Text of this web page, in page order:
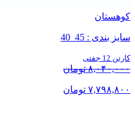
کوهستان
سایز بندی : 45_40
کارتن 12 جفتی
۸,۰۴۰,۰۰۰ تومان
۷,۷۹۸,۸۰۰ تومان